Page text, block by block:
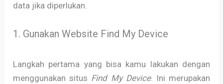
data jika diperlukan.
1. Gunakan Website Find My Device
Langkah pertama yang bisa kamu lakukan dengan
menggunakan situs Find My Device. Ini merupakan